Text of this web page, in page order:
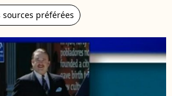
sources préférées